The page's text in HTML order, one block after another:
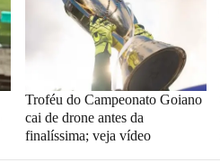
Troféu do Campeonato Goiano
cai de drone antes da
finalíssima; veja vídeo